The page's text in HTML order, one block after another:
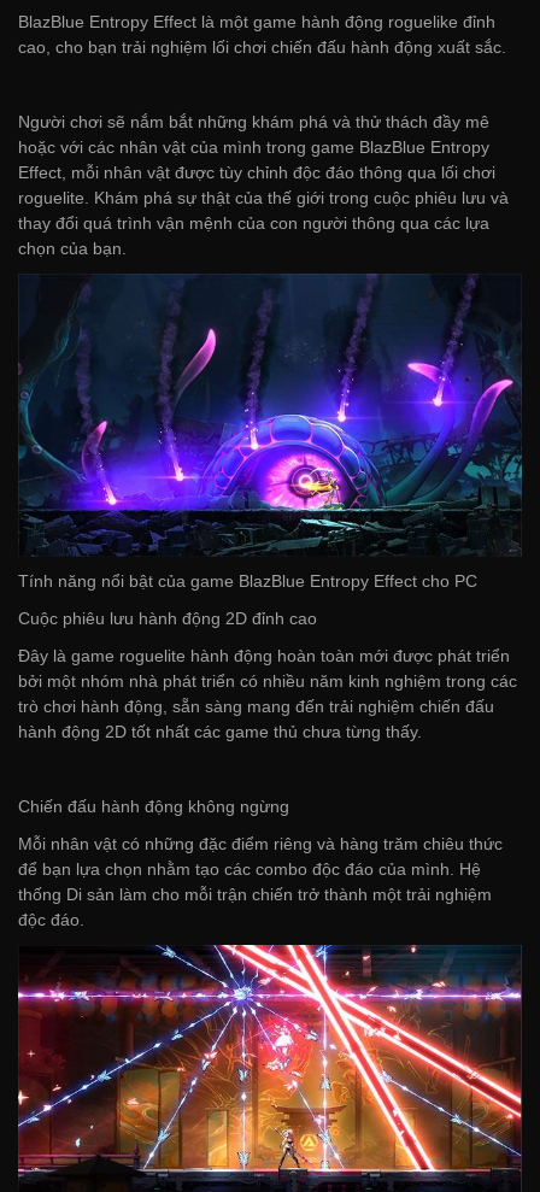
BlazBlue Entropy Effect là một game hành động roguelike đỉnh
cao, cho bạn trải nghiệm lối chơi chiến đấu hành động xuất sắc.
Người chơi sẽ nắm bắt những khám phá và thử thách đầy mê
hoặc với các nhân vật của mình trong game BlazBlue Entropy
Effect, mỗi nhân vật được tùy chỉnh độc đáo thông qua lối chơi
roguelite. Khám phá sự thật của thế giới trong cuộc phiêu lưu và
thay đổi quá trình vận mệnh của con người thông qua các lựa
chọn của bạn.
Tính năng nổi bật của game BlazBlue Entropy Effect cho PC
Cuộc phiêu lưu hành động 2D đỉnh cao
Đây là game roguelite hành động hoàn toàn mới được phát triển
bởi một nhóm nhà phát triển có nhiều năm kinh nghiệm trong các
trò chơi hành động, sẵn sàng mang đến trải nghiệm chiến đấu
hành động 2D tốt nhất các game thủ chưa từng thấy.
Chiến đấu hành động không ngừng
Mỗi nhân vật có những đặc điểm riêng và hàng trăm chiêu thức
để bạn lựa chọn nhằm tạo các combo độc đáo của mình. Hệ
thống Di sản làm cho mỗi trận chiến trở thành một trải nghiệm
độc đáo.